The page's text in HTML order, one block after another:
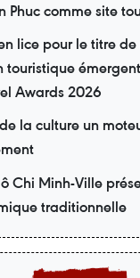
Phuc comme site
lice pour le titre
touristique
Awards 2026
la culture un
Chi Minh-Ville
traditionnelle